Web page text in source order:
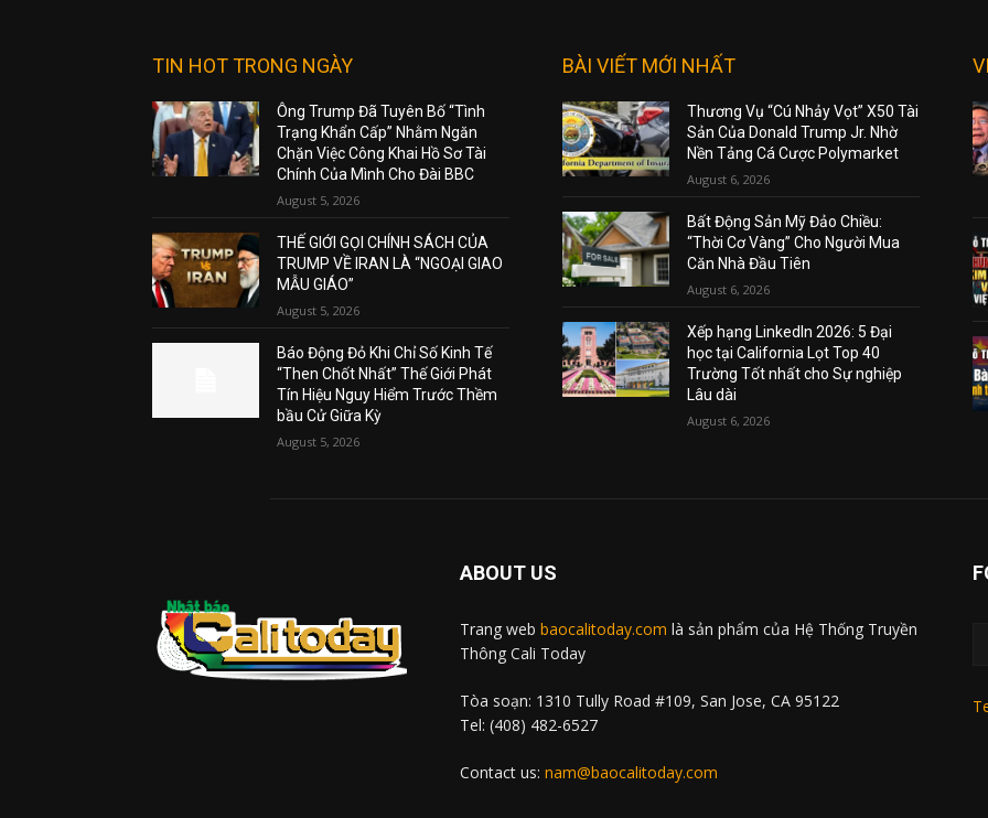
TIN HOT TRONG NGÀY
Ông Trump Đã Tuyên Bố “Tình
Trạng Khẩn Cấp” Nhằm Ngăn
Chặn Việc Công Khai Hồ Sơ Tài
Chính Của Mình Cho Đài BBC
August 5, 2026
THẾ GIỚI GỌI CHÍNH SÁCH CỦA
TRUMP VỀ IRAN LÀ “NGOẠI GIAO
MẪU GIÁO”
August 5, 2026
Báo Động Đỏ Khi Chỉ Số Kinh Tế
“Then Chốt Nhất” Thế Giới Phát
Tín Hiệu Nguy Hiểm Trước Thềm
bầu Cử Giữa Kỳ
August 5, 2026
BÀI VIẾT MỚI NHẤT
Thương Vụ “Cú Nhảy Vọt” X50 Tài
Sản Của Donald Trump Jr. Nhờ
Nền Tảng Cá Cược Polymarket
August 6, 2026
Bất Động Sản Mỹ Đảo Chiều:
“Thời Cơ Vàng” Cho Người Mua
Căn Nhà Đầu Tiên
August 6, 2026
Xếp hạng LinkedIn 2026: 5 Đại
học tại California Lọt Top 40
Trường Tốt nhất cho Sự nghiệp
Lâu dài
August 6, 2026
ABOUT US
Trang web baocalitoday.com là sản phẩm của Hệ Thống Truyền
Thông Cali Today
Tòa soạn: 1310 Tully Road #109, San Jose, CA 95122
Tel: (408) 482-6527
Contact us: nam@baocalitoday.com